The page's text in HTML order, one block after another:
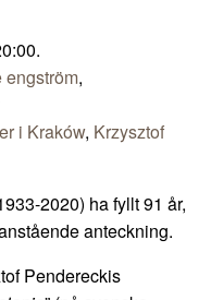
engström,
i Kraków, Krzysztof
2020) ha fyllt 91 år,
anteckning.
Pendereckis